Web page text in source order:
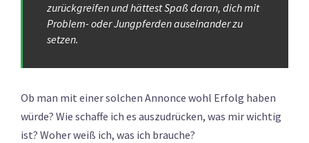
zurückgreifen und hättest Spaß daran, dich mit
Problem- oder Jungpferden auseinander zu
setzen.
Ob man mit einer solchen Annonce wohl Erfolg haben
würde? Wie schaffe ich es auszudrücken, was mir wichtig
ist? Woher weiß ich, was ich brauche?